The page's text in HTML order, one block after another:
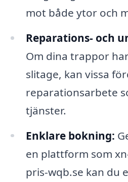
mot både ytor och
Reparations- och
Om dina trappor
slitage, kan vissa
reparationsarbete
tjänster.
Enklare bokning:
en plattform som
pris-wqb.se kan du